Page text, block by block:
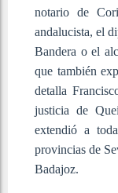
notario de
andalucista, el
Bandera o el
que también
detalla
justicia de
extendió a
provincias de
Badajoz.